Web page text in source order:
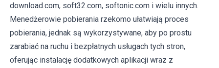
download.com, soft32.com, softonic.com i wielu innych.
Menedżerowie pobierania rzekomo ułatwiają proces
pobierania, jednak są wykorzystywane, aby po prostu
zarabiać na ruchu i bezpłatnych usługach tych stron,
oferując instalację dodatkowych aplikacji wraz z